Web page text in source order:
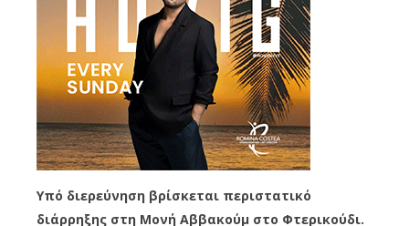
Υπό διερεύνηση βρίσκεται περιστατικό
διάρρηξης στη Μονή Αββακούμ στο Φτερικούδι.